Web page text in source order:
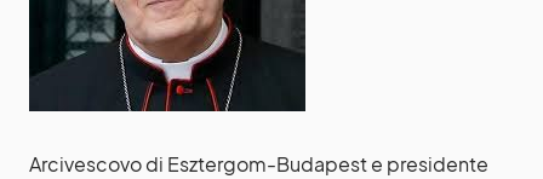
Arcivescovo di Esztergom-Budapest e presidente